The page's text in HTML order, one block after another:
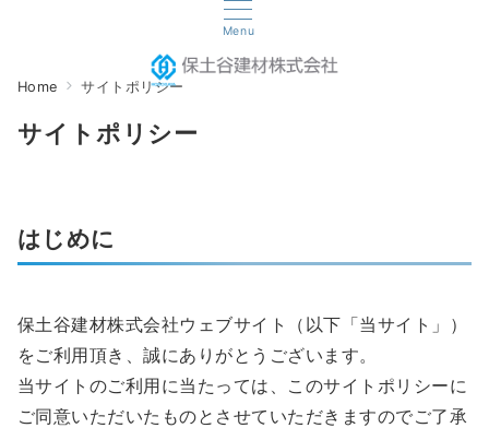
Menu
Home サイトポリシー
サイトポリシー
はじめに
保土谷建材株式会社ウェブサイト（以下「当サイト」）
をご利用頂き、誠にありがとうございます。
当サイトのご利用に当たっては、このサイトポリシーに
ご同意いただいたものとさせていただきますのでご了承